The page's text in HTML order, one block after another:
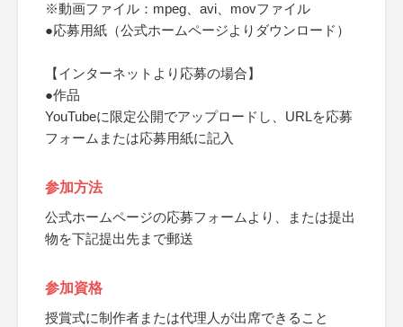
※動画ファイル：mpeg、avi、movファイル
●応募用紙（公式ホームページよりダウンロード）
【インターネットより応募の場合】
●作品
YouTubeに限定公開でアップロードし、URLを応募
フォームまたは応募用紙に記入
参加方法
公式ホームページの応募フォームより、または提出
物を下記提出先まで郵送
参加資格
授賞式に制作者または代理人が出席できること